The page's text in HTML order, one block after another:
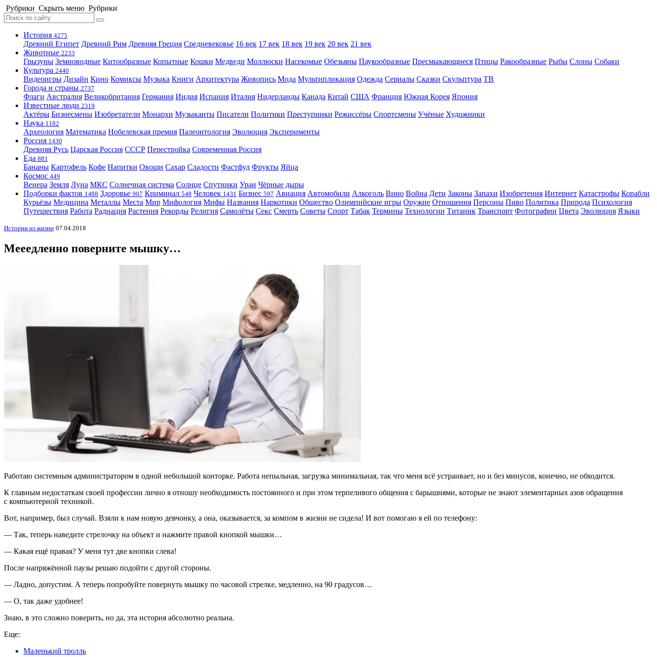
Рубрики Скрыть меню Рубрики
История 4275
Древний Египет Древний Рим Древняя Греция Средневековье 16 век 17 век 18 век 19 век 20 век 21 век
Животные 2233
Грызуны Земноводные Китообразные Копытные Кошки Медведи Моллюски Насекомые Обезьяны Паукообразные Пресмыкающиеся Птицы Ракообразные Рыбы Слоны Собаки
Культура 2440
Видеоигры Дизайн Кино Комиксы Музыка Книги Архитектура Живопись Мода Мультипликация Одежда Сериалы Сказки Скульптура ТВ
Города и страны 2737
Флаги Австралия Великобритания Германия Индия Испания Италия Нидерланды Канада Китай США Франция Южная Корея Япония
Известные люди 2319
Актёры Бизнесмены Изобретатели Монархи Музыканты Писатели Политики Преступники Режиссёры Спортсмены Учёные Художники
Наука 1182
Археология Математика Нобелевская премия Палеонтология Эволюция Эксперименты
Россия 1430
Древняя Русь Царская Россия СССР Перестройка Современная Россия
Еда 881
Бананы Картофель Кофе Напитки Овощи Сахар Сладости Фастфуд Фрукты Яйца
Космос 449
Венера Земля Луна МКС Солнечная система Солнце Спутники Уран Чёрные дыры
Подборки фактов 1488 Здоровье 907 Криминал 548 Человек 1431 Бизнес 597 Авиация Автомобили Алкоголь Вино Война Дети Законы Запахи Изобретения Интернет Катастрофы Корабли
Курьёзы Медицина Металлы Места Мир Мифология Мифы Названия Наркотики Общество Олимпийские игры Оружие Отношения Персоны Пиво Политика Природа Психология
Путешествия Работа Радиация Растения Рекорды Религия Самолёты Секс Смерть Советы Спорт Табак Термины Технологии Титаник Транспорт Фотографии Цвета Эволюция Языки
Истории из жизни 07.04.2018
Мееедленно поверните мышку…
Работаю системным администратором в одной небольшой конторке. Работа непыльная, загрузка минимальная, так что меня всё устраивает, но и без минусов, конечно, не обходится.
К главным недостаткам своей профессии лично я отношу необходимость постоянного и при этом терпеливого общения с барышнями, которые не знают элементарных азов обращения
с компьютерной техникой.
Вот, например, был случай. Взяли к нам новую девчонку, а она, оказывается, за компом в жизни не сидела! И вот помогаю я ей по телефону:
— Так, теперь наведите стрелочку на объект и нажмите правой кнопкой мышки…
— Какая ещё правая? У меня тут две кнопки слева!
После напряжённой паузы решаю подойти с другой стороны.
— Ладно, допустим. А теперь попробуйте повернуть мышку по часовой стрелке, медленно, на 90 градусов…
— О, так даже удобнее!
Знаю, в это сложно поверить, но да, эта история абсолютно реальна.
Еще:
Маленький тролль